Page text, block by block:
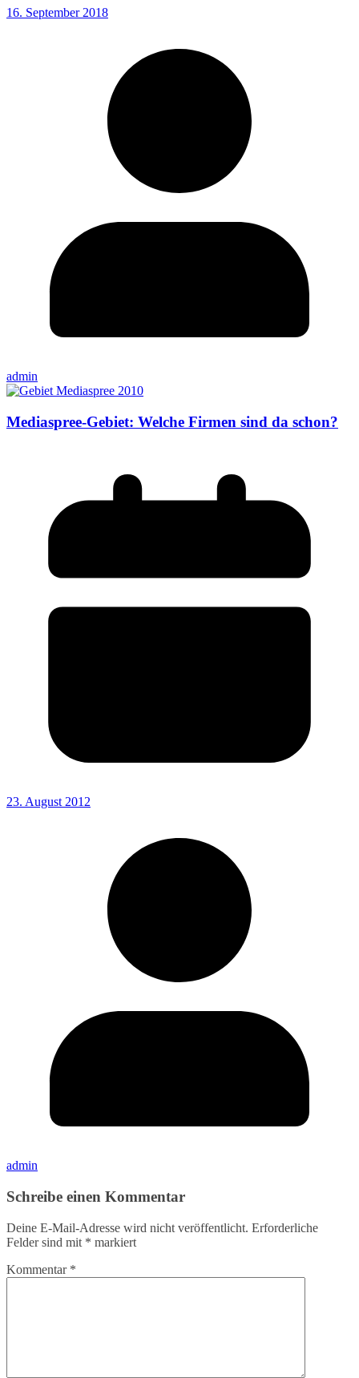
16. September 2018
admin
Mediaspree-Gebiet: Welche Firmen sind da schon?
23. August 2012
admin
Schreibe einen Kommentar
Deine E-Mail-Adresse wird nicht veröffentlicht. Erforderliche
Felder sind mit * markiert
Kommentar *